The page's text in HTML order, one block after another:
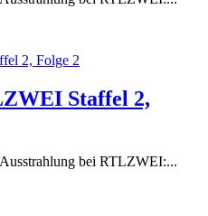
Staffel 2,
bei RTLZWEI:...